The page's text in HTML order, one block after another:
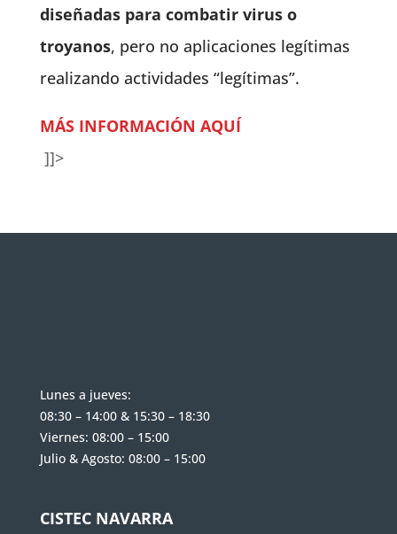
diseñadas para combatir virus o
troyanos, pero no aplicaciones legítimas
realizando actividades “legítimas”.
MÁS INFORMACIÓN AQUÍ
]]>
Lunes a jueves:
08:30 – 14:00 & 15:30 – 18:30
Viernes: 08:00 – 15:00
Julio & Agosto: 08:00 – 15:00
CISTEC NAVARRA